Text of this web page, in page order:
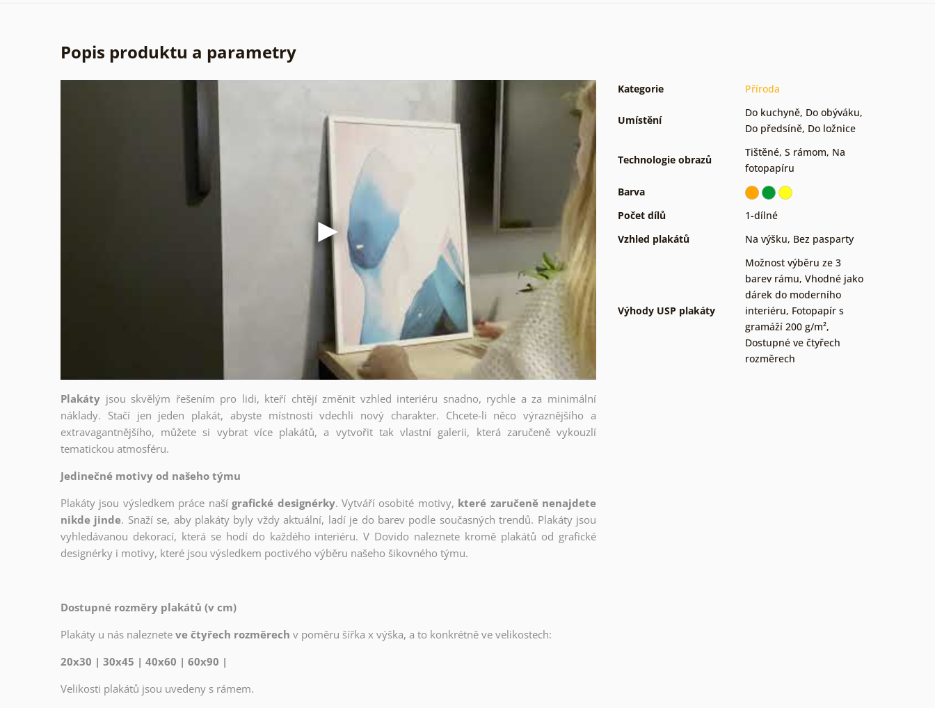
Popis produktu a parametry
Plakáty jsou skvělým řešením pro lidi, kteří chtějí změnit vzhled interiéru snadno, rychle a za minimální
náklady. Stačí jen jeden plakát, abyste místnosti vdechli nový charakter. Chcete-li něco výraznějšího a
extravagantnějšího, můžete si vybrat více plakátů, a vytvořit tak vlastní galerii, která zaručeně vykouzlí
tematickou atmosféru.
Jedinečné motivy od našeho týmu
Plakáty jsou výsledkem práce naší grafické designérky. Vytváří osobité motivy, které zaručeně nenajdete
nikde jinde. Snaží se, aby plakáty byly vždy aktuální, ladí je do barev podle současných trendů. Plakáty jsou
vyhledávanou dekorací, která se hodí do každého interiéru. V Dovido naleznete kromě plakátů od grafické
designérky i motivy, které jsou výsledkem poctivého výběru našeho šikovného týmu.
Dostupné rozměry plakátů (v cm)
Plakáty u nás naleznete ve čtyřech rozměrech v poměru šířka x výška, a to konkrétně ve velikostech:
20x30 | 30x45 | 40x60 | 60x90 |
Velikosti plakátů jsou uvedeny s rámem.
Kategorie Příroda
Umístění
Do kuchyně, Do obýváku,
Do předsíně, Do ložnice
Technologie obrazů
Tištěné, S rámom, Na
fotopapíru
Barva
Počet dílů
1-dílné
Vzhled plakátů
Na výšku, Bez pasparty
Výhody USP plakáty
Možnost výběru ze 3
barev rámu, Vhodné jako
dárek do moderního
interiéru, Fotopapír s
gramáží 200 g/m²,
Dostupné ve čtyřech
rozměrech